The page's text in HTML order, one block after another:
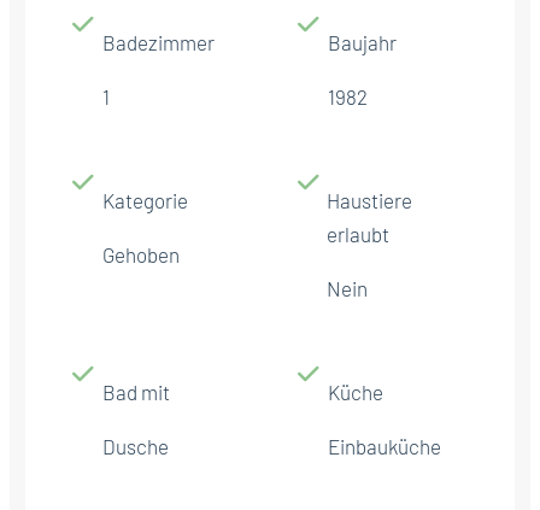
Badezimmer
1
Baujahr
1982
Kategorie
Gehoben
Haustiere
erlaubt
Nein
Bad mit
Dusche
Küche
Einbauküche